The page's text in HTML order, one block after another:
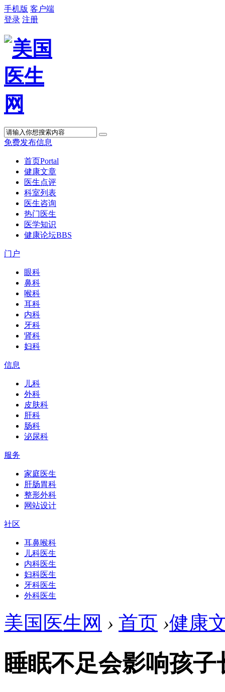
手机版 客户端
登录 注册
免费发布信息
首页Portal
健康文章
医生点评
科室列表
医生咨询
热门医生
医学知识
健康论坛BBS
门户
眼科
鼻科
喉科
耳科
内科
牙科
肾科
妇科
信息
儿科
外科
皮肤科
肝科
肠科
泌尿科
服务
家庭医生
肝肠胃科
整形外科
网站设计
社区
耳鼻喉科
儿科医生
内科医生
妇科医生
牙科医生
外科医生
美国医生网 › 首页 ›健康
睡眠不足会影响孩